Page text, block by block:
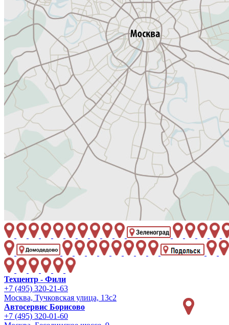
Техцентр - Фили
+7 (495) 320-21-63
Москва, Тучковская улица, 13с2
Автосервис Борисово
+7 (495) 320-01-60